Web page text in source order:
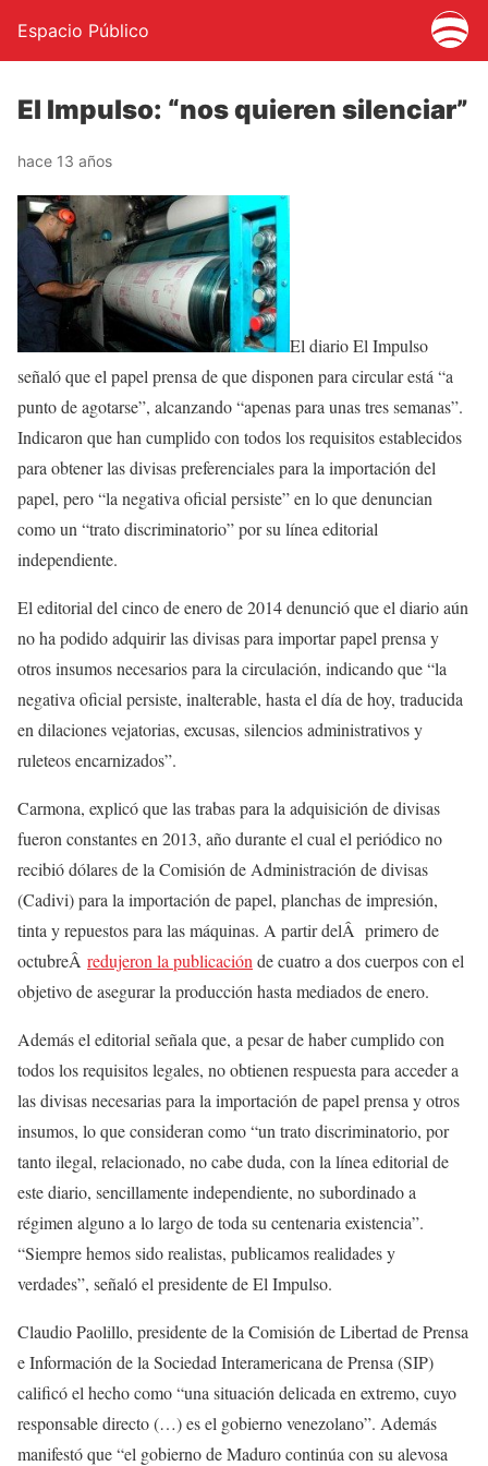
Espacio Público
El Impulso: “nos quieren silenciar”
hace 13 años
El diario El Impulso
señaló que el papel prensa de que disponen para circular está “a
punto de agotarse”, alcanzando “apenas para unas tres semanas”.
Indicaron que han cumplido con todos los requisitos establecidos
para obtener las divisas preferenciales para la importación del
papel, pero “la negativa oficial persiste” en lo que denuncian
como un “trato discriminatorio” por su línea editorial
independiente.
El editorial del cinco de enero de 2014 denunció que el diario aún
no ha podido adquirir las divisas para importar papel prensa y
otros insumos necesarios para la circulación, indicando que “la
negativa oficial persiste, inalterable, hasta el día de hoy, traducida
en dilaciones vejatorias, excusas, silencios administrativos y
ruleteos encarnizados”.
Carmona, explicó que las trabas para la adquisición de divisas
fueron constantes en 2013, año durante el cual el periódico no
recibió dólares de la Comisión de Administración de divisas
(Cadivi) para la importación de papel, planchas de impresión,
tinta y repuestos para las máquinas. A partir delÂ primero de
octubreÂ redujeron la publicación de cuatro a dos cuerpos con el
objetivo de asegurar la producción hasta mediados de enero.
Además el editorial señala que, a pesar de haber cumplido con
todos los requisitos legales, no obtienen respuesta para acceder a
las divisas necesarias para la importación de papel prensa y otros
insumos, lo que consideran como “un trato discriminatorio, por
tanto ilegal, relacionado, no cabe duda, con la línea editorial de
este diario, sencillamente independiente, no subordinado a
régimen alguno a lo largo de toda su centenaria existencia”.
“Siempre hemos sido realistas, publicamos realidades y
verdades”, señaló el presidente de El Impulso.
Claudio Paolillo, presidente de la Comisión de Libertad de Prensa
e Información de la Sociedad Interamericana de Prensa (SIP)
calificó el hecho como “una situación delicada en extremo, cuyo
responsable directo (…) es el gobierno venezolano”. Además
manifestó que “el gobierno de Maduro continúa con su alevosa